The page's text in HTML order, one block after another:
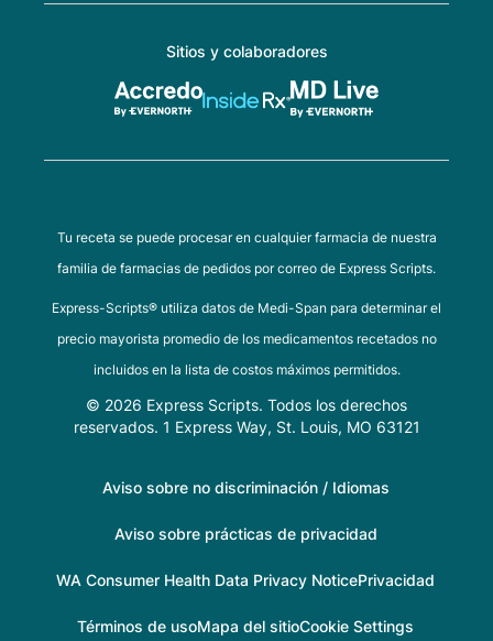
Sitios y colaboradores
Tu receta se puede procesar en cualquier farmacia de nuestra
familia de farmacias de pedidos por correo de Express Scripts.
Express-Scripts® utiliza datos de Medi-Span para determinar el
precio mayorista promedio de los medicamentos recetados no
incluidos en la lista de costos máximos permitidos.
© 2026 Express Scripts. Todos los derechos
reservados. 1 Express Way, St. Louis, MO 63121
Aviso sobre no discriminación / Idiomas
Aviso sobre prácticas de privacidad
WA Consumer Health Data Privacy NoticePrivacidad
Términos de usoMapa del sitioCookie Settings